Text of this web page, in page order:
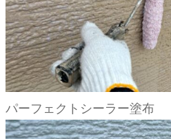
パーフェクトシーラー塗布